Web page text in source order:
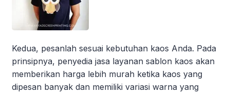
Kedua, pesanlah sesuai kebutuhan kaos Anda. Pada
prinsipnya, penyedia jasa layanan sablon kaos akan
memberikan harga lebih murah ketika kaos yang
dipesan banyak dan memiliki variasi warna yang